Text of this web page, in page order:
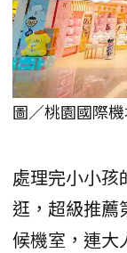
圖／桃園國際
處理完小小孩
逛，超級推
候機室，連大